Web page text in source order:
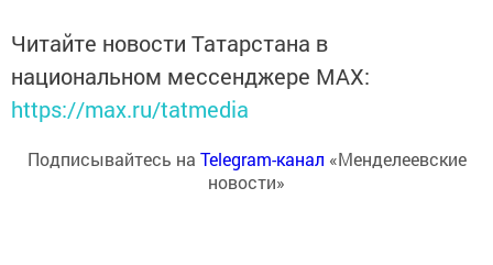
Читайте новости Татарстана в
национальном мессенджере MАХ:
https://max.ru/tatmedia
Подписывайтесь на Telegram-канал «Менделеевские
новости»